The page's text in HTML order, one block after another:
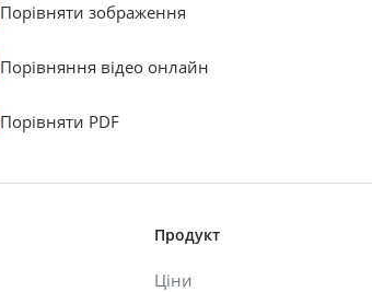
Порівняти зображення
Порівняння відео онлайн
Порівняти PDF
Продукт
Ціни